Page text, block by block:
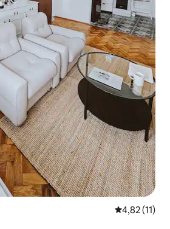
საშუალო
4,82 (11)